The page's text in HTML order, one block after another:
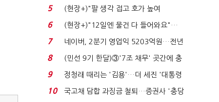
처분' 기준은 ...
5
(현장+)"팔 생각 접고 호가 높여
요"…'덜 똘똘한 한 채' 20...
6
(현장+)"12일엔 물건 다 들어와요"…
빈 매대 채우며 문 연 ...
7
네이버, 2분기 영업익 5203억원…전년
비 0.2% 감소...
8
(민선 9기 한달)③'7조 채무' 곳간에 충
격…추미애, 20년...
9
정청래 때리는 '김용'…더 세진 '대통령
최측근' 입...
10
국고채 담합 과징금 철퇴…증권사 '충당